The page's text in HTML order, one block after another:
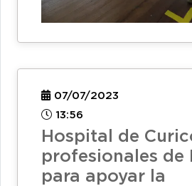
07/07/2023
13:56
Hospital de
profesionales de
para apoyar la